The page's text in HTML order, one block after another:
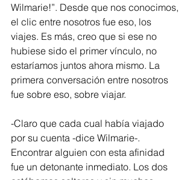
Wilmarie!”. Desde que nos conocimos,
el clic entre nosotros fue eso, los
viajes. Es más, creo que si ese no
hubiese sido el primer vínculo, no
estaríamos juntos ahora mismo. La
primera conversación entre nosotros
fue sobre eso, sobre viajar.
-Claro que cada cual había viajado
por su cuenta -dice Wilmarie-.
Encontrar alguien con esta afinidad
fue un detonante inmediato. Los dos